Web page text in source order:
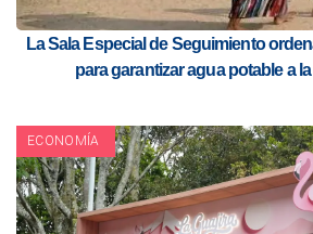
La Sala Especial de Seguimiento
para garantizar agua potable a
ECONOMÍA